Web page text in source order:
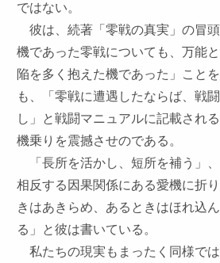
ではない。
彼は、続著「零戦の真実」の冒
機であった零戦についても、万能
陥を多く抱えた機であった」こと
も、「零戦に遭遇したならば、戦
し」と戦闘マニュアルに記載され
機乗りを震撼させのである。
「長所を活かし、短所を補う」
相反する因果関係にある愛機に折
きはあきらめ、あるときはほれ込
る」と彼は書いている。
私たちの現実もまったく同様で